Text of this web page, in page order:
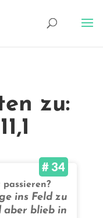
zu:
# 34
ins Feld zu
aber blieb in